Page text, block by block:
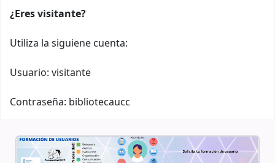
¿Eres visitante?
Utiliza la siguiene cuenta:
Usuario: visitante
Contraseña: bibliotecaucc